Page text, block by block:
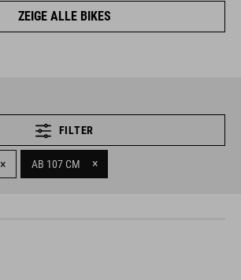
ZEIGE ALLE BIKES
FILTER
× AB 107 CM ×